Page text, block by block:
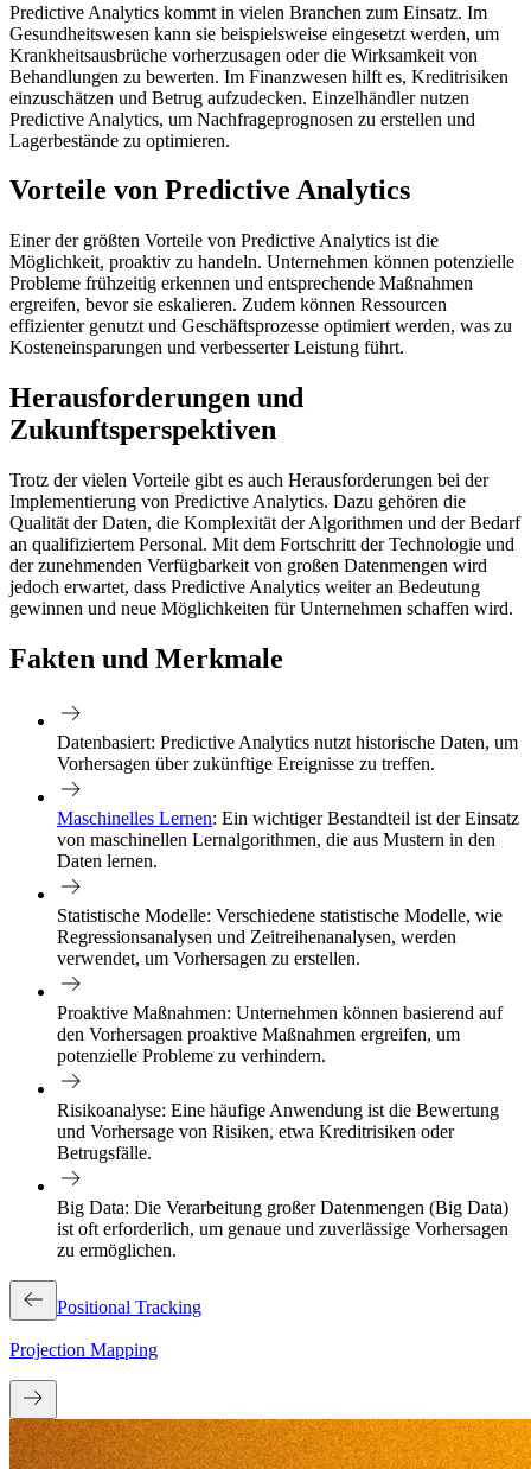
Predictive Analytics kommt in vielen Branchen zum Einsatz. Im
Gesundheitswesen kann sie beispielsweise eingesetzt werden, um
Krankheitsausbrüche vorherzusagen oder die Wirksamkeit von
Behandlungen zu bewerten. Im Finanzwesen hilft es, Kreditrisiken
einzuschätzen und Betrug aufzudecken. Einzelhändler nutzen
Predictive Analytics, um Nachfrageprognosen zu erstellen und
Lagerbestände zu optimieren.
Vorteile von Predictive Analytics
Einer der größten Vorteile von Predictive Analytics ist die
Möglichkeit, proaktiv zu handeln. Unternehmen können potenzielle
Probleme frühzeitig erkennen und entsprechende Maßnahmen
ergreifen, bevor sie eskalieren. Zudem können Ressourcen
effizienter genutzt und Geschäftsprozesse optimiert werden, was zu
Kosteneinsparungen und verbesserter Leistung führt.
Herausforderungen und
Zukunftsperspektiven
Trotz der vielen Vorteile gibt es auch Herausforderungen bei der
Implementierung von Predictive Analytics. Dazu gehören die
Qualität der Daten, die Komplexität der Algorithmen und der Bedarf
an qualifiziertem Personal. Mit dem Fortschritt der Technologie und
der zunehmenden Verfügbarkeit von großen Datenmengen wird
jedoch erwartet, dass Predictive Analytics weiter an Bedeutung
gewinnen und neue Möglichkeiten für Unternehmen schaffen wird.
Fakten und Merkmale
Datenbasiert: Predictive Analytics nutzt historische Daten, um
Vorhersagen über zukünftige Ereignisse zu treffen.
Maschinelles Lernen: Ein wichtiger Bestandteil ist der Einsatz
von maschinellen Lernalgorithmen, die aus Mustern in den
Daten lernen.
Statistische Modelle: Verschiedene statistische Modelle, wie
Regressionsanalysen und Zeitreihenanalysen, werden
verwendet, um Vorhersagen zu erstellen.
Proaktive Maßnahmen: Unternehmen können basierend auf
den Vorhersagen proaktive Maßnahmen ergreifen, um
potenzielle Probleme zu verhindern.
Risikoanalyse: Eine häufige Anwendung ist die Bewertung
und Vorhersage von Risiken, etwa Kreditrisiken oder
Betrugsfälle.
Big Data: Die Verarbeitung großer Datenmengen (Big Data)
ist oft erforderlich, um genaue und zuverlässige Vorhersagen
zu ermöglichen.
Positional Tracking
Projection Mapping